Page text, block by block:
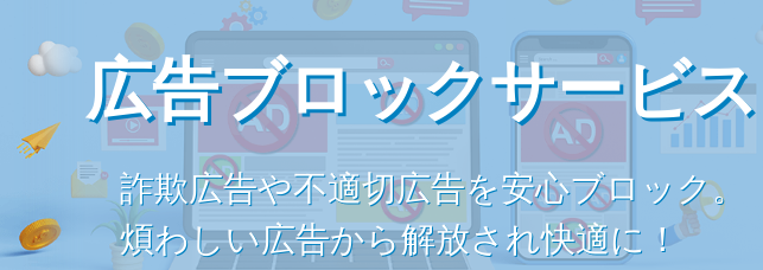
広告ブロックサービス
詐欺広告や不適切広告を安心ブロック。
煩わしい広告から解放され快適に！